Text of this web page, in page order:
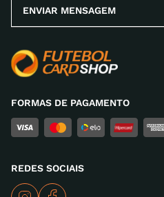
ENVIAR MENSAGEM
FORMAS DE PAGAMENTO
REDES SOCIAIS